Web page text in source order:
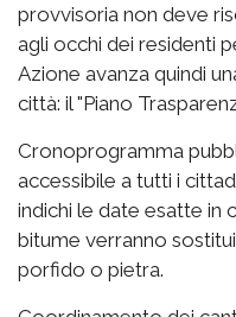
provvisoria non deve
agli occhi dei residenti
Azione avanza quindi
città: il "Piano
Cronoprogramma
accessibile a tutti i
indichi le date esatte in
bitume verranno
porfido o pietra.